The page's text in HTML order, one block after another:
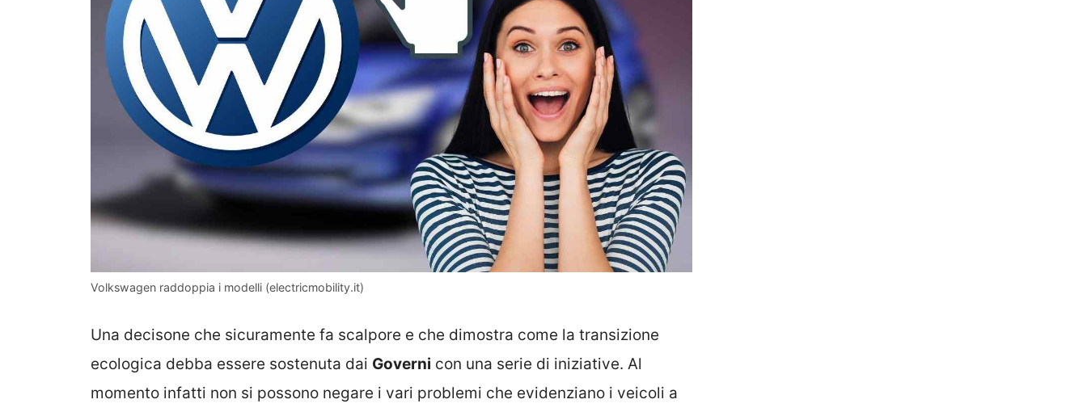
Volkswagen raddoppia i modelli (electricmobility.it)
Una decisone che sicuramente fa scalpore e che dimostra come la transizione
ecologica debba essere sostenuta dai Governi con una serie di iniziative. Al
momento infatti non si possono negare i vari problemi che evidenziano i veicoli a